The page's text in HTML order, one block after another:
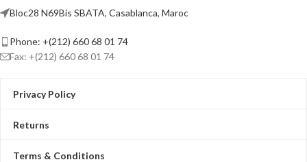
Bloc28 N69Bis SBATA, Casablanca, Maroc
Phone: +(212) 660 68 01 74
Fax: +(212) 660 68 01 74
Privacy Policy
Returns
Terms & Conditions